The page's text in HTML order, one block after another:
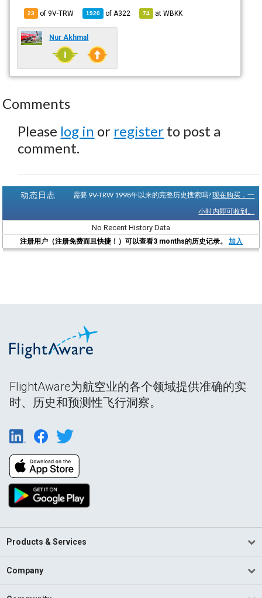
23 of 9V-TRW 1920 of A322 74 atWBKK
Nur Akhmal
Comments
Please log in or register to post a
comment.
动态日志 需要 9V-TRW 1998年以来的完整历史搜索吗?现在购买，一
小时内即可收到。
No Recent History Data
注册用户（注册免费而且快捷！）可以查看3 months的历史记录。 加入
FlightAware为航空业的各个领域提供准确的实
时、历史和预测性飞行洞察。
Products & Services
Company